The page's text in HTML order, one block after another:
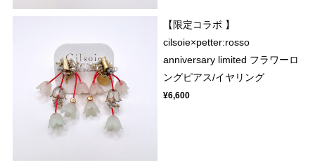
【限定コラボ 】
cilsoie×petter:rosso
anniversary limited フラワーロ
ングピアス/イヤリング
¥6,600